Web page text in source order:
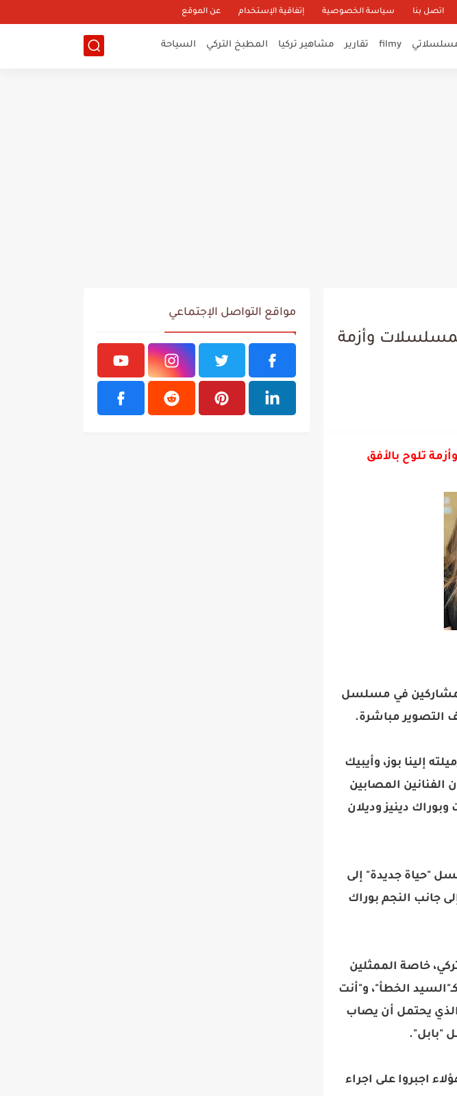
اتصل بنا سياسة الخصوصية إتفاقية الإستخدام عن الموقع
filmy تقارير مشاهير تركيا المطبخ التركي السياحة
وأزمة
تلوح بالأفق
في مسلسل
إلينا بوز، وأيبيك
الفنانين المصابين
دينيز وديلان
"حياة جديدة" إلى
جانب النجم بوراك
خاصة الممثلين
الخطأ"، و"أنت
يحتمل أن يصاب
"بابل".
في موقع تصوير مسلسل عشق 101 ، كل هؤلاء اجبروا على اجراء
مواقع التواصل الإجتماعي